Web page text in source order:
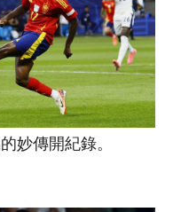
妙傳開紀錄。